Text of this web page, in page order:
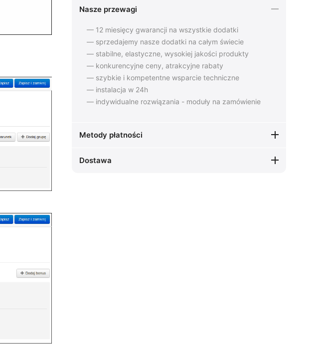
Nasze przewagi
— 12 miesięcy gwarancji na wszystkie dodatki
— sprzedajemy nasze dodatki na całym świecie
— stabilne, elastyczne, wysokiej jakości produkty
— konkurencyjne ceny, atrakcyjne rabaty
— szybkie i kompetentne wsparcie techniczne
— instalacja w 24h
— indywidualne rozwiązania - moduły na zamówienie
Metody płatności
Dostawa